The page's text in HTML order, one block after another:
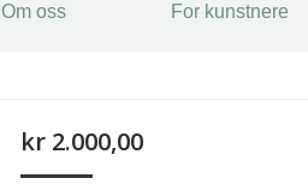
Om oss For kunstnere
kr2.000,00